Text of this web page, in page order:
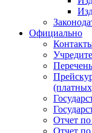
Официально
Отчет по
Отчет по